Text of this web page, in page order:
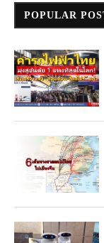
POPULAR